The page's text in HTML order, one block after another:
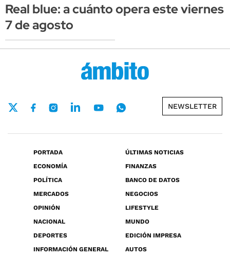
Real blue: a cuánto opera este viernes
7 de agosto
NEWSLETTER
PORTADA
ÚLTIMAS NOTICIAS
ECONOMÍA
FINANZAS
POLÍTICA
BANCO DE DATOS
MERCADOS
NEGOCIOS
OPINIÓN
LIFESTYLE
NACIONAL
MUNDO
DEPORTES
EDICIÓN IMPRESA
INFORMACIÓN GENERAL
AUTOS